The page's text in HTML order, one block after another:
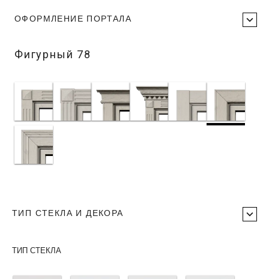
ОФОРМЛЕНИЕ ПОРТАЛА
Фигурный 78
ТИП СТЕКЛА И ДЕКОРА
ТИП СТЕКЛА